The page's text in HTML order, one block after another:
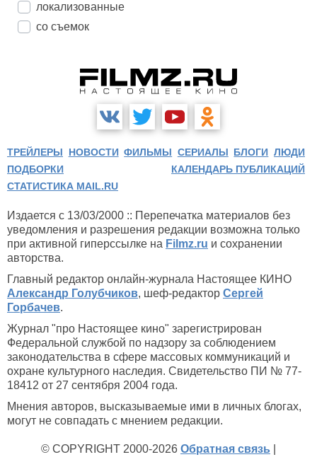
локализованные
со съемок
ТРЕЙЛЕРЫ НОВОСТИ ФИЛЬМЫ СЕРИАЛЫ БЛОГИ ЛЮДИ
ПОДБОРКИ
КАЛЕНДАРЬ ПУБЛИКАЦИЙ
СТАТИСТИКА MAIL.RU
Издается с 13/03/2000 :: Перепечатка материалов без
уведомления и разрешения редакции возможна только
при активной гиперссылке на Filmz.ru и сохранении
авторства.
Главный редактор онлайн-журнала Настоящее КИНО
Александр Голубчиков, шеф-редактор Сергей
Горбачев.
Журнал "про Настоящее кино" зарегистрирован
Федеральной службой по надзору за соблюдением
законодательства в сфере массовых коммуникаций и
охране культурного наследия. Свидетельство ПИ № 77-
18412 от 27 сентября 2004 года.
Мнения авторов, высказываемые ими в личных блогах,
могут не совпадать с мнением редакции.
© COPYRIGHT 2000-2026 Обратная связь